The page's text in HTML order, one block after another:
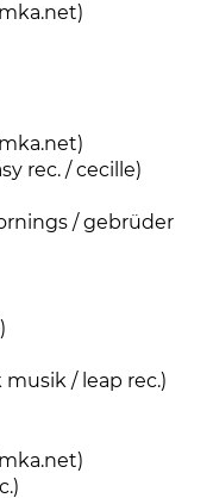
rec. / cecille)
/ gebrüder
musik / leap rec.)